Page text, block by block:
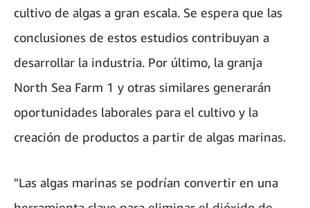
cultivo de algas a gran escala. Se espera que las
conclusiones de estos estudios contribuyan a
desarrollar la industria. Por último, la granja
North Sea Farm 1 y otras similares generarán
oportunidades laborales para el cultivo y la
creación de productos a partir de algas marinas.
"Las algas marinas se podrían convertir en una